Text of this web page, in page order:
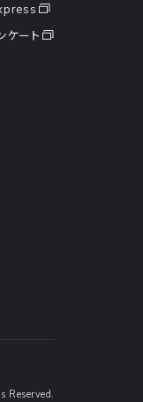
ケート
Reserved.